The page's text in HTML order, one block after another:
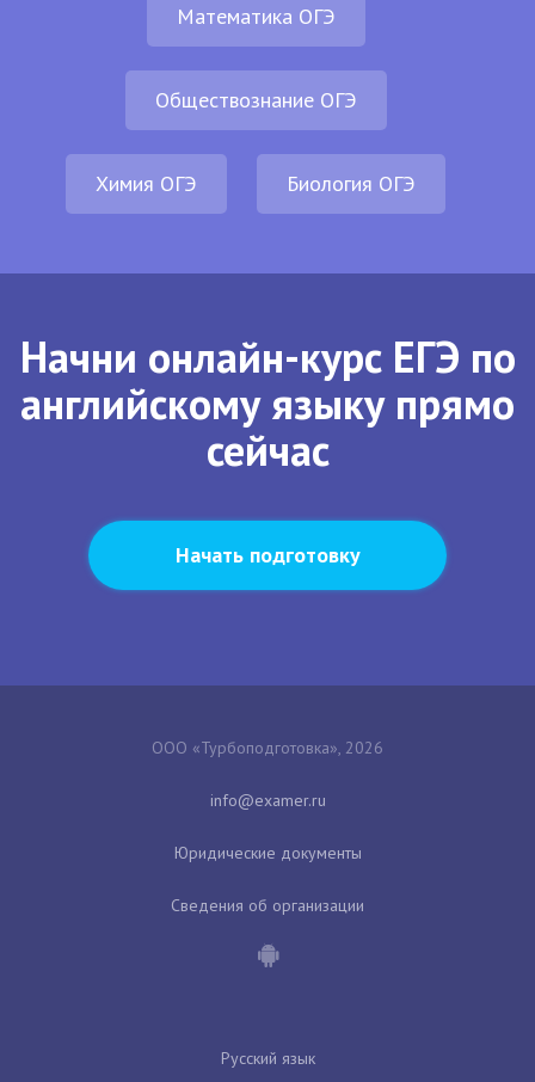
Математика ОГЭ
Обществознание ОГЭ
Химия ОГЭ Биология ОГЭ
Начни онлайн-курс ЕГЭ по
английскому языку прямо
сейчас
Начать подготовку
ООО «Турбоподготовка», 2026
Юридические документы
Сведения об организации
Русский язык